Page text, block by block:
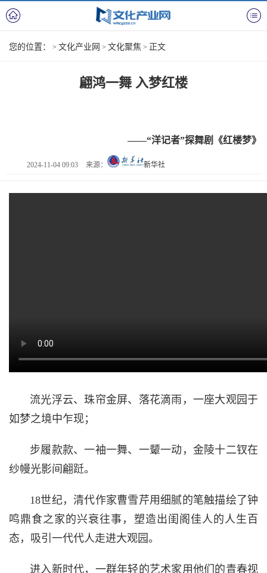
您的位置： > 文化产业网 > 文化聚焦 > 正文
翩鸿一舞 入梦红楼
——“洋记者”探舞剧《红楼梦》
2024-11-04 09:03 来源： 新华社
流光浮云、珠帘金屏、落花滴雨，一座大观园于
如梦之境中乍现；
步履款款、一袖一舞、一颦一动，金陵十二钗在
纱幔光影间翩跹。
18世纪，清代作家曹雪芹用细腻的笔触描绘了钟
鸣鼎食之家的兴衰往事，塑造出闺阁佳人的人生百
态，吸引一代代人走进大观园。
进入新时代，一群年轻的艺术家用他们的青春视